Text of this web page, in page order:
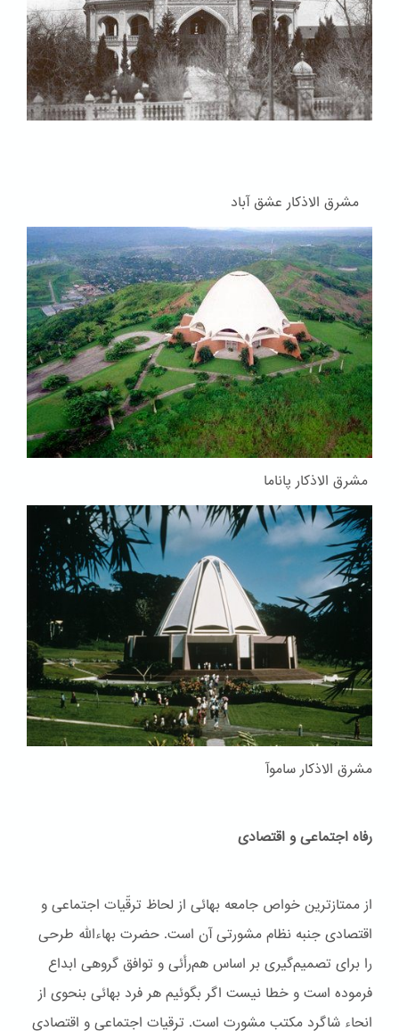
مشرق الاذکار عشق آباد
مشرق الاذکار پاناما
مشرق الاذکار ساموآ
رفاه اجتماعی و اقتصادی
از ممتازترین خواص جامعه بهائی از لحاظ ترقّیات اجتماعی و
اقتصادی جنبه نظام مشورتی آن است. حضرت بهاءاللّه طرحی
را برای تصمیم‌گیری بر اساس هم‌رأئی و توافق گروهی ابداع
فرموده است و خطا نیست اگر بگوئیم هر فرد بهائی بنحوی از
انحاء شاگرد مکتب مشورت است. ترقیات اجتماعی و اقتصادی